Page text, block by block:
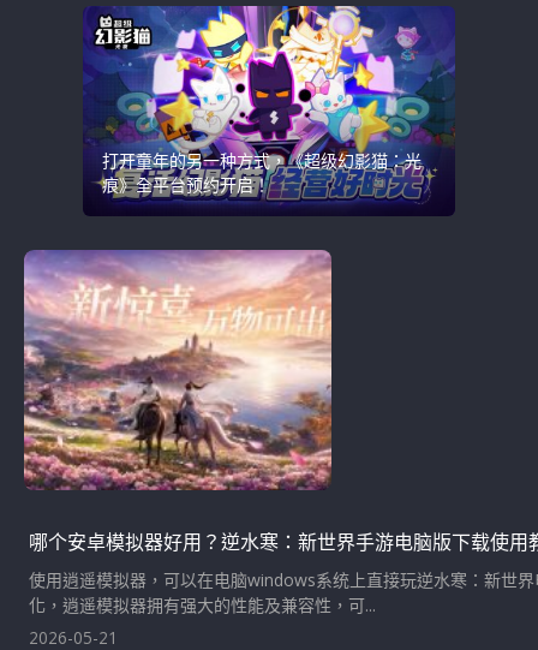
打开童年的另一种方式，《超级幻影猫：光
痕》全平台预约开启！
哪个安卓模拟器好用？逆水寒：新世界手游电脑版下载使用
使用逍遥模拟器，可以在电脑windows系统上直接玩逆水寒：新世
化，逍遥模拟器拥有强大的性能及兼容性，可...
2026-05-21